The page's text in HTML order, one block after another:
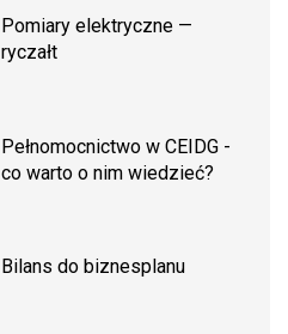
Pomiary elektryczne —
ryczałt
Pełnomocnictwo w CEIDG -
co warto o nim wiedzieć?
Bilans do biznesplanu